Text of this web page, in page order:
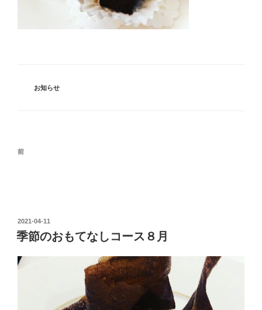
カ
お知らせ
投
ー
シ
ョ
前
前
投
稿
日:
2021-04-11
季節のおもてなしコース８月